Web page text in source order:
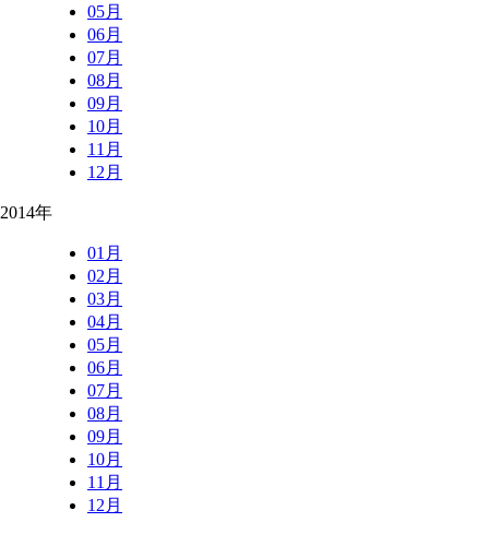
05月
06月
07月
08月
09月
10月
11月
12月
2014年
01月
02月
03月
04月
05月
06月
07月
08月
09月
10月
11月
12月